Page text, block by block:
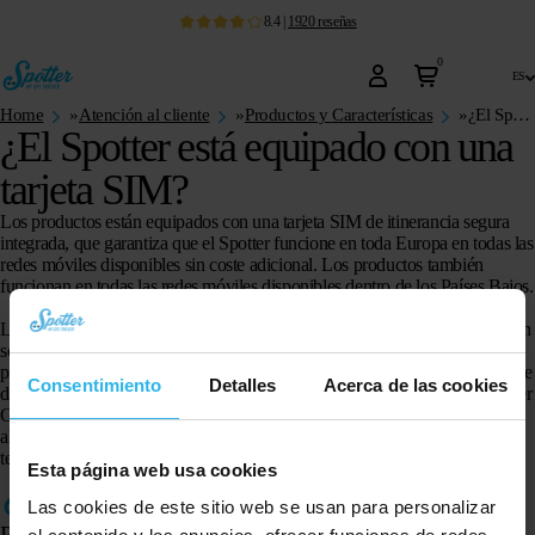
Consentimiento Detalles Acerca de las cookies
Esta página web usa cookies
Las cookies de este sitio web se usan para personalizar
8.4| 1920 reseñas
0
es
Home »Atención al cliente »Productos y Características » ¿El Spotter está equipado con una tarjeta SIM?
¿El Spotter está equipado con una
tarjeta SIM?
Los productos están equipados con una tarjeta SIM de itinerancia segura
integrada, que garantiza que el Spotter funcione en toda Europa en todas las
redes móviles disponibles sin coste adicional. Los productos también
funcionan en todas las redes móviles disponibles dentro de los Países Bajos.
La razón de esto es que no queremos depender de la cobertura de red de un
solo proveedor de telefonía móvil en un país (o región), sino que los
productos siempre elijan la mejor red móvil disponible, independientemente
del proveedor de telefonía móvil. Esto significa que cuando llame al Spotter
GPS Watch o al Spotter GPS Tracker, será a un número de móvil europeo
al que se aplicarán los costes habituales de llamada de su proveedor de
telefonía.